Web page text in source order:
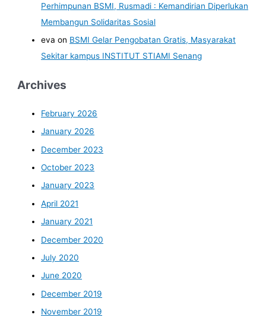
Perhimpunan BSMI, Rusmadi : Kemandirian Diperlukan
Membangun Solidaritas Sosial
eva on BSMI Gelar Pengobatan Gratis, Masyarakat
Sekitar kampus INSTITUT STIAMI Senang
Archives
February 2026
January 2026
December 2023
October 2023
January 2023
April 2021
January 2021
December 2020
July 2020
June 2020
December 2019
November 2019